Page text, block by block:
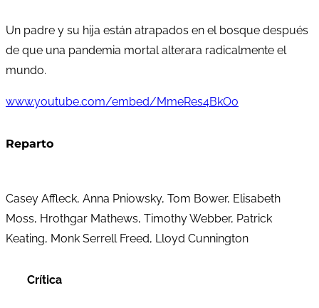
Un padre y su hija están atrapados en el bosque después
de que una pandemia mortal alterara radicalmente el
mundo.
www.youtube.com/embed/MmeRes4BkOo
Reparto
Casey Affleck, Anna Pniowsky, Tom Bower, Elisabeth
Moss, Hrothgar Mathews, Timothy Webber, Patrick
Keating, Monk Serrell Freed, Lloyd Cunnington
Crítica